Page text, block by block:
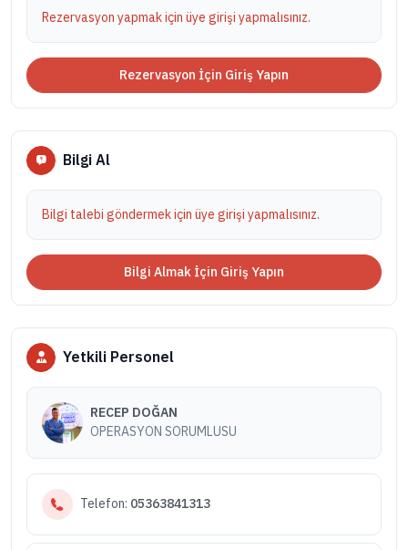
Rezervasyon yapmak için üye girişi yapmalısınız.
Rezervasyon İçin Giriş Yapın
Bilgi Al
Bilgi talebi göndermek için üye girişi yapmalısınız.
Bilgi Almak İçin Giriş Yapın
Yetkili Personel
RECEP DOĞAN
OPERASYON SORUMLUSU
Telefon: 05363841313